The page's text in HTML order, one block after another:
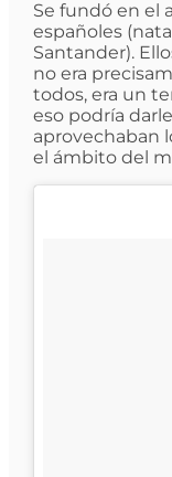
Se fundó en el
españoles
Santander).
no era
todos, era un
eso podría
aprovechaban
el ámbito del